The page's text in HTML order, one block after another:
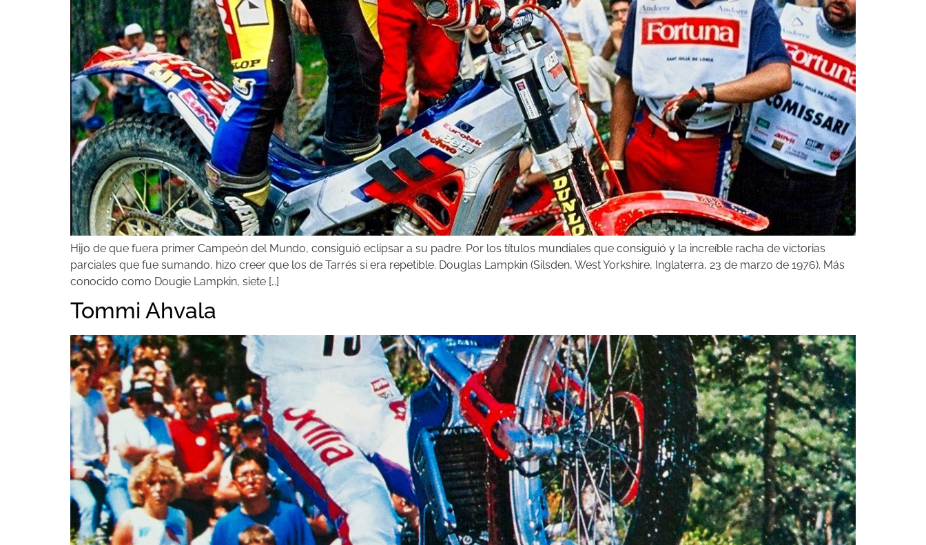
Hijo de que fuera primer Campeón del Mundo, consiguió eclipsar a su padre. Por los títulos mundiales que consiguió y la increíble racha de victorias
parciales que fue sumando, hizo creer que los de Tarrés si era repetible. Douglas Lampkin (Silsden, West Yorkshire, Inglaterra, 23 de marzo de 1976). Más
conocido como Dougie Lampkin, siete […]
Tommi Ahvala